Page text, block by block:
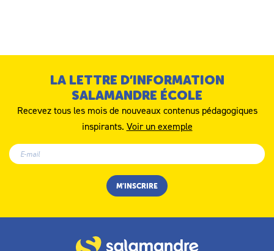
LA LETTRE D’INFORMATION
SALAMANDRE ÉCOLE
Recevez tous les mois de nouveaux contenus pédagogiques
inspirants. Voir un exemple